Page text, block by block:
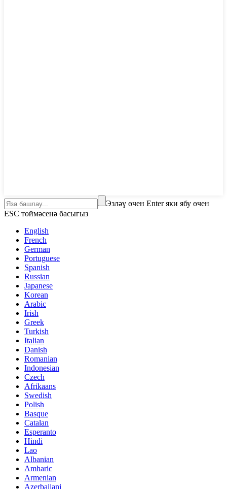
Эзләү өчен Enter яки ябу өчен
ESC төймәсенә басыгыз
English
French
German
Portuguese
Spanish
Russian
Japanese
Korean
Arabic
Irish
Greek
Turkish
Italian
Danish
Romanian
Indonesian
Czech
Afrikaans
Swedish
Polish
Basque
Catalan
Esperanto
Hindi
Lao
Albanian
Amharic
Armenian
Azerbaijani